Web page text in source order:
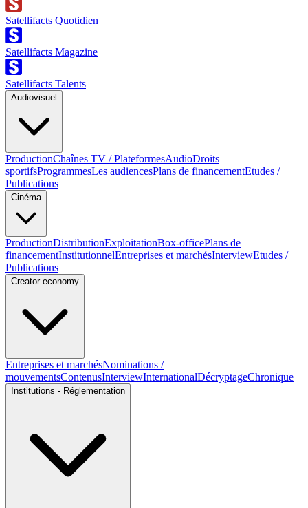
Satellifacts Quotidien
Satellifacts Magazine
Satellifacts Talents
Audiovisuel
ProductionChaînes TV / PlateformesAudioDroits
sportifsProgrammesLes audiencesPlans de financementEtudes /
Publications
Cinéma
ProductionDistributionExploitationBox-officePlans de
financementInstitutionnelEntreprises et marchésInterviewEtudes /
Publications
Creator economy
Entreprises et marchésNominations /
mouvementsContenusInterviewInternationalDécryptageChronique
Institutions - Réglementation